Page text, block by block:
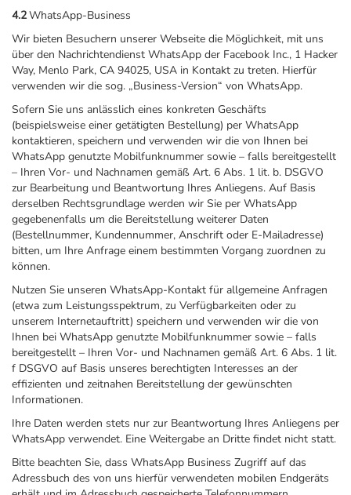
4.2WhatsApp-Business
Wir bieten Besuchern unserer Webseite die Möglichkeit, mit uns
über den Nachrichtendienst WhatsApp der Facebook Inc., 1 Hacker
Way, Menlo Park, CA 94025, USA in Kontakt zu treten. Hierfür
verwenden wir die sog. „Business-Version“ von WhatsApp.
Sofern Sie uns anlässlich eines konkreten Geschäfts
(beispielsweise einer getätigten Bestellung) per WhatsApp
kontaktieren, speichern und verwenden wir die von Ihnen bei
WhatsApp genutzte Mobilfunknummer sowie – falls bereitgestellt
– Ihren Vor- und Nachnamen gemäß Art. 6 Abs. 1 lit. b. DSGVO
zur Bearbeitung und Beantwortung Ihres Anliegens. Auf Basis
derselben Rechtsgrundlage werden wir Sie per WhatsApp
gegebenenfalls um die Bereitstellung weiterer Daten
(Bestellnummer, Kundennummer, Anschrift oder E-Mailadresse)
bitten, um Ihre Anfrage einem bestimmten Vorgang zuordnen zu
können.
Nutzen Sie unseren WhatsApp-Kontakt für allgemeine Anfragen
(etwa zum Leistungsspektrum, zu Verfügbarkeiten oder zu
unserem Internetauftritt) speichern und verwenden wir die von
Ihnen bei WhatsApp genutzte Mobilfunknummer sowie – falls
bereitgestellt – Ihren Vor- und Nachnamen gemäß Art. 6 Abs. 1 lit.
f DSGVO auf Basis unseres berechtigten Interesses an der
effizienten und zeitnahen Bereitstellung der gewünschten
Informationen.
Ihre Daten werden stets nur zur Beantwortung Ihres Anliegens per
WhatsApp verwendet. Eine Weitergabe an Dritte findet nicht statt.
Bitte beachten Sie, dass WhatsApp Business Zugriff auf das
Adressbuch des von uns hierfür verwendeten mobilen Endgeräts